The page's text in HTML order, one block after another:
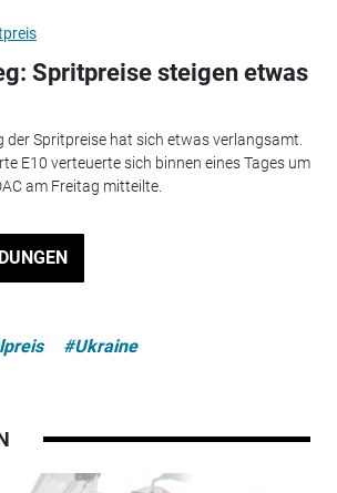
Spritpreise steigen etwas
der Spritpreise hat sich etwas verlangsamt.
E10 verteuerte sich binnen eines Tages um
am Freitag mitteilte.
#Ukraine